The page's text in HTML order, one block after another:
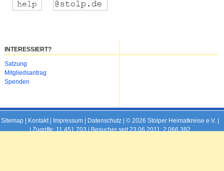
INTERESSIERT?
Navigation
überspringen
Satzung
Mitgliedsantrag
Spenden
Sitemap| Kontakt| Impressum| Datenschutz| © 2026 Stolper Heimatkreise e.V. |
| Zugriffe: 11.451.703 | Besucher seit 23.06.2011: 2.066.382